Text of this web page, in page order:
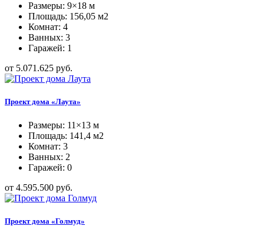
Размеры: 9×18 м
Площадь: 156,05 м2
Комнат: 4
Ванных: 3
Гаражей: 1
от 5.071.625 руб.
Проект дома «Лаута»
Размеры: 11×13 м
Площадь: 141,4 м2
Комнат: 3
Ванных: 2
Гаражей: 0
от 4.595.500 руб.
Проект дома «Голмуд»